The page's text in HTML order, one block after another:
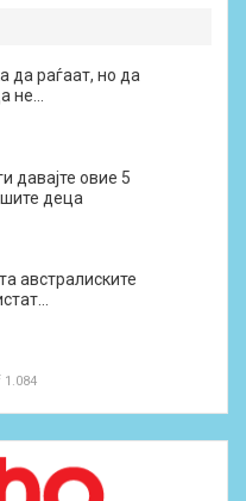
да раѓаат, но да
не…
давајте овие 5
деца
австралиските
1.084